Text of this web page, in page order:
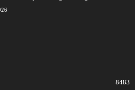
8483